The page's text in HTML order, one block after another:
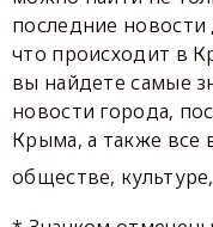
последние
что происходит в
вы найдете самые
новости города,
Крыма, а также все
обществе,